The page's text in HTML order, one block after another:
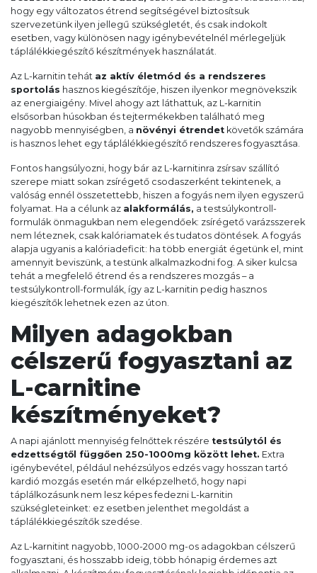
hogy egy változatos étrend segítségével biztosítsuk
szervezetünk ilyen jellegű szükségletét, és csak indokolt
esetben, vagy különösen nagy igénybevételnél mérlegeljük
táplálékkiegészítő készítmények használatát.
Az L-karnitin tehát az aktív életmód és a rendszeres
sportolás hasznos kiegészítője, hiszen ilyenkor megnövekszik
az energiaigény. Mivel ahogy azt láthattuk, az L-karnitin
elsősorban húsokban és tejtermékekben található meg
nagyobb mennyiségben, a növényi étrendet követők számára
is hasznos lehet egy táplálékkiegészítő rendszeres fogyasztása.
Fontos hangsúlyozni, hogy bár az L-karnitinra zsírsav szállító
szerepe miatt sokan zsírégető csodaszerként tekintenek, a
valóság ennél összetettebb, hiszen a fogyás nem ilyen egyszerű
folyamat. Ha a célunk az alakformálás, a testsúlykontroll-
formulák önmagukban nem elegendőek: zsírégető varázsszerek
nem léteznek, csak kalóriamatek és tudatos döntések. A fogyás
alapja ugyanis a kalóriadeficit: ha több energiát égetünk el, mint
amennyit beviszünk, a testünk alkalmazkodni fog. A siker kulcsa
tehát a megfelelő étrend és a rendszeres mozgás – a
testsúlykontroll-formulák, így az L-karnitin pedig hasznos
kiegészítők lehetnek ezen az úton.
Milyen adagokban
célszerű fogyasztani az
L-carnitine
készítményeket?
A napi ajánlott mennyiség felnőttek részére testsúlytól és
edzettségtől függően 250-1000mg között lehet. Extra
igénybevétel, például nehézsúlyos edzés vagy hosszan tartó
kardió mozgás esetén már elképzelhető, hogy napi
táplálkozásunk nem lesz képes fedezni L-karnitin
szükségleteinket: ez esetben jelenthet megoldást a
táplálékkiegészítők szedése.
Az L-karnitint nagyobb, 1000-2000 mg-os adagokban célszerű
fogyasztani, és hosszabb ideig, több hónapig érdemes azt